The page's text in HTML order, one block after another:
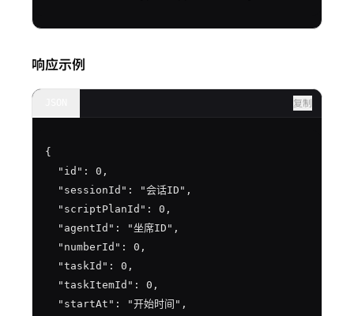
响应示例
复制
{
  "id": 0,
  "sessionId": "会话ID",
  "scriptPlanId": 0,
  "agentId": "坐席ID",
  "numberId": 0,
  "taskId": 0,
  "taskItemId": 0,
  "startAt": "开始时间",